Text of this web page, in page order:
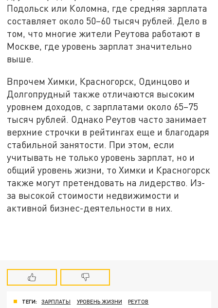
Подольск или Коломна, где средняя зарплата
составляет около 50–60 тысяч рублей. Дело в
том, что многие жители Реутова работают в
Москве, где уровень зарплат значительно
выше.
Впрочем Химки, Красногорск, Одинцово и
Долгопрудный также отличаются высоким
уровнем доходов, с зарплатами около 65–75
тысяч рублей. Однако Реутов часто занимает
верхние строчки в рейтингах еще и благодаря
стабильной занятости. При этом, если
учитывать не только уровень зарплат, но и
общий уровень жизни, то Химки и Красногорск
также могут претендовать на лидерство. Из-
за высокой стоимости недвижимости и
активной бизнес-деятельности в них.
ТЕГИ: ЗАРПЛАТЫ УРОВЕНЬ ЖИЗНИ РЕУТОВ